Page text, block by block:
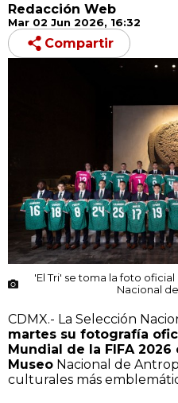
Redacción Web
Mar 02 Jun 2026, 16:32
Compartir
'El Tri' se toma la foto
Nacional
CDMX.- La Selección
martes su fotografía
Mundial de la FIFA
Museo Nacional de
culturales más